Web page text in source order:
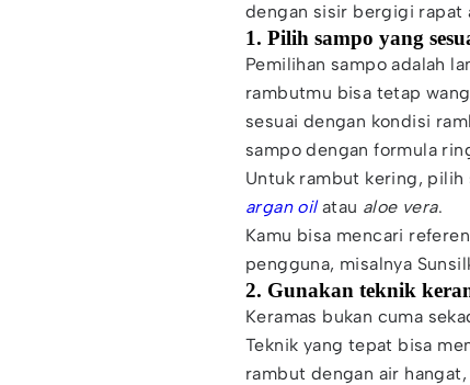
dengan sisir bergigi rapat
1. Pilih sampo yang
Pemilihan sampo adalah
rambutmu bisa tetap
sesuai dengan kondisi
sampo dengan formula
Untuk rambut kering, pilih
argan oilatau aloe vera.
Kamu bisa mencari
pengguna, misalnya
2. Gunakan teknik
Keramas bukan cuma
Teknik yang tepat bisa
rambut dengan air